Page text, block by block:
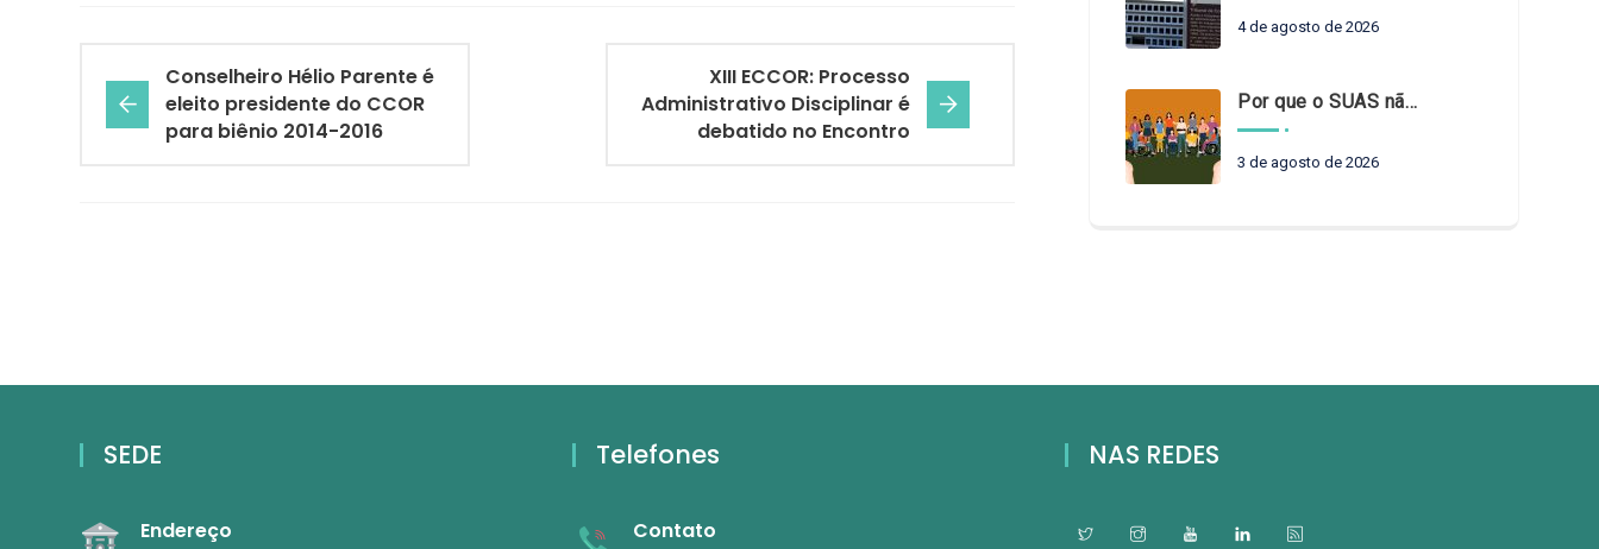
Conselheiro Hélio Parente é
eleito presidente do CCOR
para biênio 2014-2016
XIII ECCOR: Processo
Administrativo Disciplinar é
debatido no Encontro
4 de agosto de 2026
Por que o SUAS não pode esperar?
3 de agosto de 2026
SEDE
Endereço
Telefones
Contato
NAS REDES